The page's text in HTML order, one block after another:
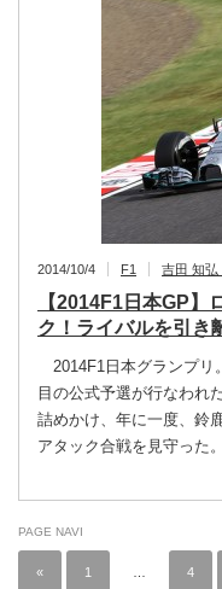
2014/10/4 F1 吉田 知弘
【2014F1日本GP】
ク！ライバルを引き
2014F1日本グランプリ
目の公式予選が行なわれ
詰めかけ、年に一度、鈴
アタック合戦を見守った
PAGE NAVI
« 1 4